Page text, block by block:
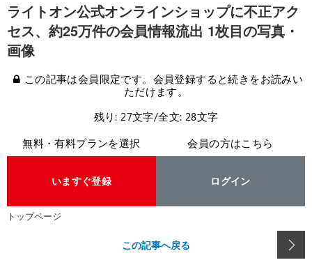
ライトオン公式オンラインショップに不正アク
セス、約25万件の会員情報流出 1枚目の写真・
画像
この記事は会員限定です。会員登録すると続きをお読みい
ただけます。
残り: 27文字/全文: 28文字
無料・有料プランを選択
いますぐ登録
会員の方はこちら
ログイン
トップページ
この記事へ戻る